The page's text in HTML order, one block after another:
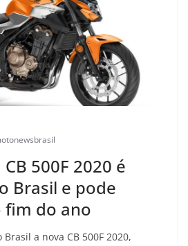
500F 2020 é
Brasil e pode
fim do ano
a nova CB 500F 2020,